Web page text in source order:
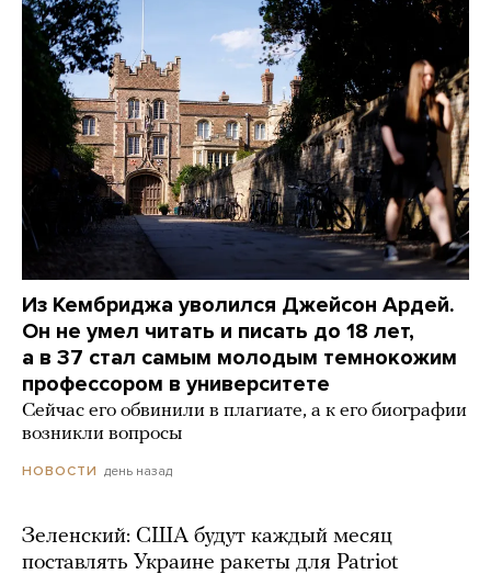
Из Кембриджа уволился Джейсон Ардей.
Он не умел читать и писать до 18 лет,
а в 37 стал самым молодым темнокожим
профессором в университете
Сейчас его обвинили в плагиате, а к его биографии
возникли вопросы
НОВОСТИ день назад
Зеленский: США будут каждый месяц
поставлять Украине ракеты для Patriot